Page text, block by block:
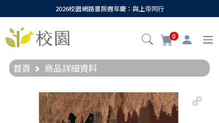
2026校園網路書房週年慶：與上帝同行
0
首頁 商品詳細資料